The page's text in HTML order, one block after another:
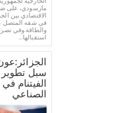
مارسودي، على
الاقتصادي بين
في شقه المتصل
والطاقة.وفي
استقبالها...
سبل تطوير
الفيتنام
الصناعي